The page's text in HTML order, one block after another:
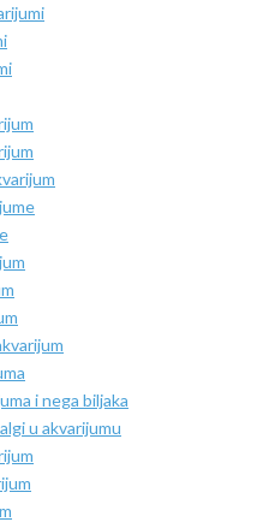
i nega biljaka
u akvarijumu